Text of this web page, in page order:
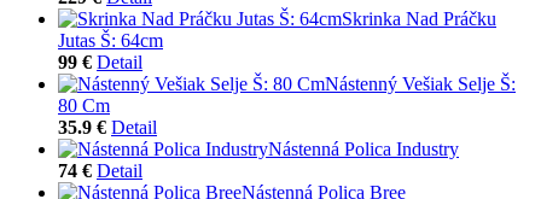
Skrinka Nad Práčku
Jutas Š: 64cm
99 € Detail
Nástenný Vešiak Selje Š:
80 Cm
35.9 € Detail
Nástenná Polica Industry
74 € Detail
Nástenná Polica Bree